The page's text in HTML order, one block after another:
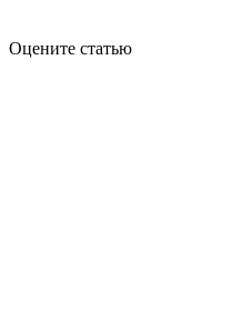
Оцените статью